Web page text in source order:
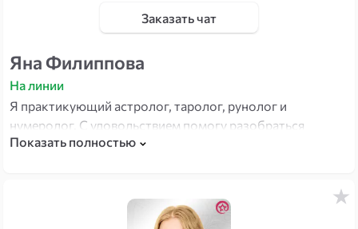
Заказать чат
Яна Филиппова
На линии
Я практикующий астролог, таролог, рунолог и
нумеролог. С удовольствием помогу разобраться
в ваших вопросах.
Показать полностью